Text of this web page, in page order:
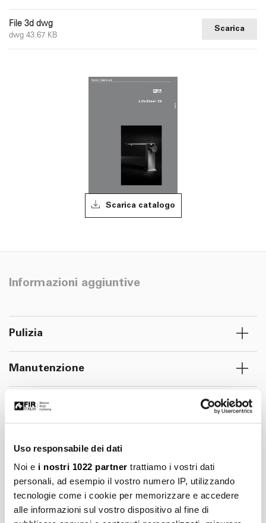
Uso responsabile dei dati
Noi e i nostri 1022 partner trattiamo i vostri dati
personali, ad esempio il vostro numero IP, utilizzando
tecnologie come i cookie per memorizzare e accedere
alle informazioni sul vostro dispositivo al fine di
File 3d dwg
dwg 43.67 KB
Scarica
Scarica catalogo
Informazioni aggiuntive
Pulizia
Manutenzione
Installazione
Marchi, immagini, disegni tecnici, testi ed ulteriori contenuti di questo
tutelati dal diritto d’autore e dal diritto del marchio. La riproduzione
fraudolenta, l'ulteriore elaborazione o ulteriori utilizzi con media
elettronici, sia per l'utilizzo privato che per quello commerciale, sono
espressamente vietate senza preventiva autorizzazione di Fir Italia